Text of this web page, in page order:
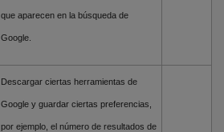
que aparecen en la búsqueda de
Google.
Descargar ciertas herramientas de
Google y guardar ciertas preferencias,
por ejemplo, el número de resultados de